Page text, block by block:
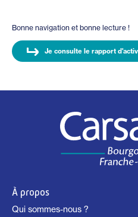
Bonne navigation et bonne lecture !
Je consulte le rapport
À propos
Qui sommes-nous ?